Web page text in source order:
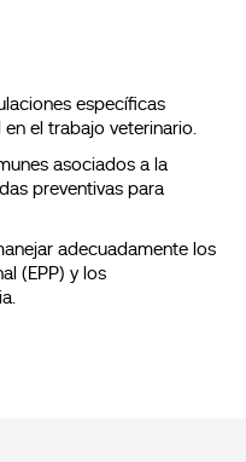
específicas
el trabajo veterinario.
asociados a la
preventivas para
adecuadamente los
(EPP) y los